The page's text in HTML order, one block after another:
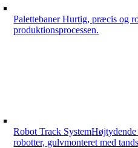
PalettebanerHurtig, præcis og
produktionsprocessen.
Robot Track System
robotter, gulvmonteret med